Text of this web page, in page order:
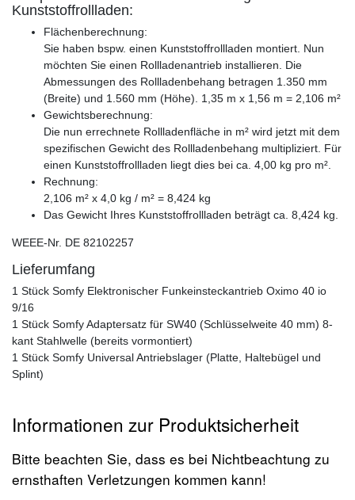
Kunststoffrollladen:
Flächenberechnung:
Sie haben bspw. einen Kunststoffrollladen montiert. Nun
möchten Sie einen Rollladenantrieb installieren. Die
Abmessungen des Rollladenbehang betragen 1.350 mm
(Breite) und 1.560 mm (Höhe). 1,35 m x 1,56 m = 2,106 m²
Gewichtsberechnung:
Die nun errechnete Rollladenfläche in m² wird jetzt mit dem
spezifischen Gewicht des Rollladenbehang multipliziert. Für
einen Kunststoffrollladen liegt dies bei ca. 4,00 kg pro m².
Rechnung:
2,106 m² x 4,0 kg / m² = 8,424 kg
Das Gewicht Ihres Kunststoffrollladen beträgt ca. 8,424 kg.
WEEE-Nr. DE 82102257
Lieferumfang
1 Stück Somfy Elektronischer Funkeinsteckantrieb Oximo 40 io
9/16
1 Stück Somfy Adaptersatz für SW40 (Schlüsselweite 40 mm) 8-
kant Stahlwelle (bereits vormontiert)
1 Stück Somfy Universal Antriebslager (Platte, Haltebügel und
Splint)
Informationen zur Produktsicherheit
Bitte beachten Sie, dass es bei Nichtbeachtung zu
ernsthaften Verletzungen kommen kann!